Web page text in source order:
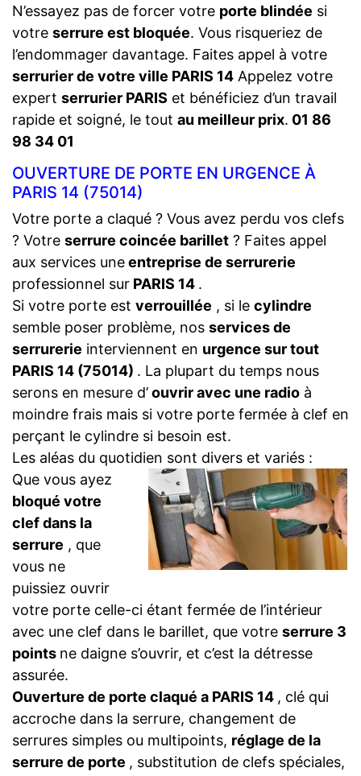
N’essayez pas de forcer votre porte blindée si
votre serrure est bloquée. Vous risqueriez de
l’endommager davantage. Faites appel à votre
serrurier de votre ville PARIS 14 Appelez votre
expert serrurier PARIS et bénéficiez d’un travail
rapide et soigné, le tout au meilleur prix. 01 86
98 34 01
OUVERTURE DE PORTE EN URGENCE À
PARIS 14 (75014)
Votre porte a claqué ? Vous avez perdu vos clefs
? Votre serrure coincée barillet ? Faites appel
aux services uneentreprise de serrurerie
professionnel sur PARIS 14 .
Si votre porte est verrouillée , si le cylindre
semble poser problème, nos services de
serrurerie interviennent en urgence sur tout
PARIS 14 (75014) . La plupart du temps nous
serons en mesure d’ouvrir avec une radio à
moindre frais mais si votre porte fermée à clef en
perçant le cylindre si besoin est.
Les aléas du quotidien sont divers et variés :
Que vous ayez
bloqué votre
clef dans la
serrure , que
vous ne
puissiez ouvrir
votre porte celle-ci étant fermée de l’intérieur
avec une clef dans le barillet, que votre serrure 3
points ne daigne s’ouvrir, et c’est la détresse
assurée.
Ouverture de porte claqué a PARIS 14 , clé qui
accroche dans la serrure, changement de
serrures simples ou multipoints, réglage de la
serrure de porte , substitution de clefs spéciales,